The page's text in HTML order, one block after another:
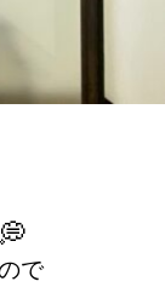
で